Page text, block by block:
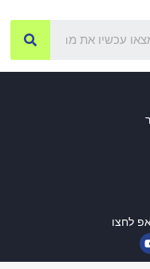
לחצו